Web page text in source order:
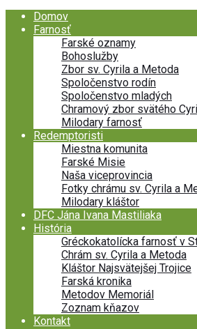
Domov
Farnosť
Farské oznamy
Bohoslužby
Zbor sv. Cyrila a Metoda
Spoločenstvo rodín
Spoločenstvo mladých
Chramový zbor svätého
Milodary farnosť
Redemptoristi
Miestna komunita
Farské Misie
Naša viceprovincia
Fotky chrámu sv. Cyrila a
Milodary kláštor
DFC Jána Ivana Mastiliaka
História
Gréckokatolícka farnosť v
Chrám sv. Cyrila a Metoda
Kláštor Najsvätejšej Trojice
Farská kronika
Metodov Memoriál
Zoznam kňazov
Kontakt